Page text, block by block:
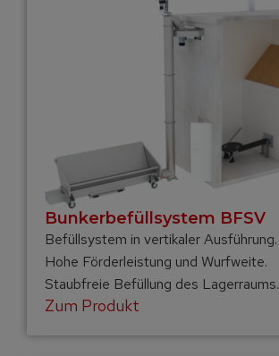
Bunkerbefüll­system BFSV
Befüllsystem in vertikaler Ausführung.
Hohe Förderleistung und Wurfweite.
Staubfreie Befüllung des Lagerraums.
Zum Produkt